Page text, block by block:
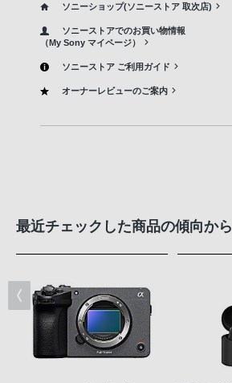
ソニーショップ(ソニーストア 取次店)
ソニーストアでのお買い物情報
（My Sony マイページ）
ソニーストア ご利用ガイド
オーナーレビューのご案内
最近チェックした商品の傾向から